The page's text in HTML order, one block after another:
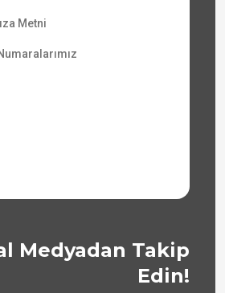
Metni
Medyadan Takip
Edin!